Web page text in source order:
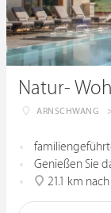
Natur-
ARNSCHWANG >
Genießen Sie
21.1 km